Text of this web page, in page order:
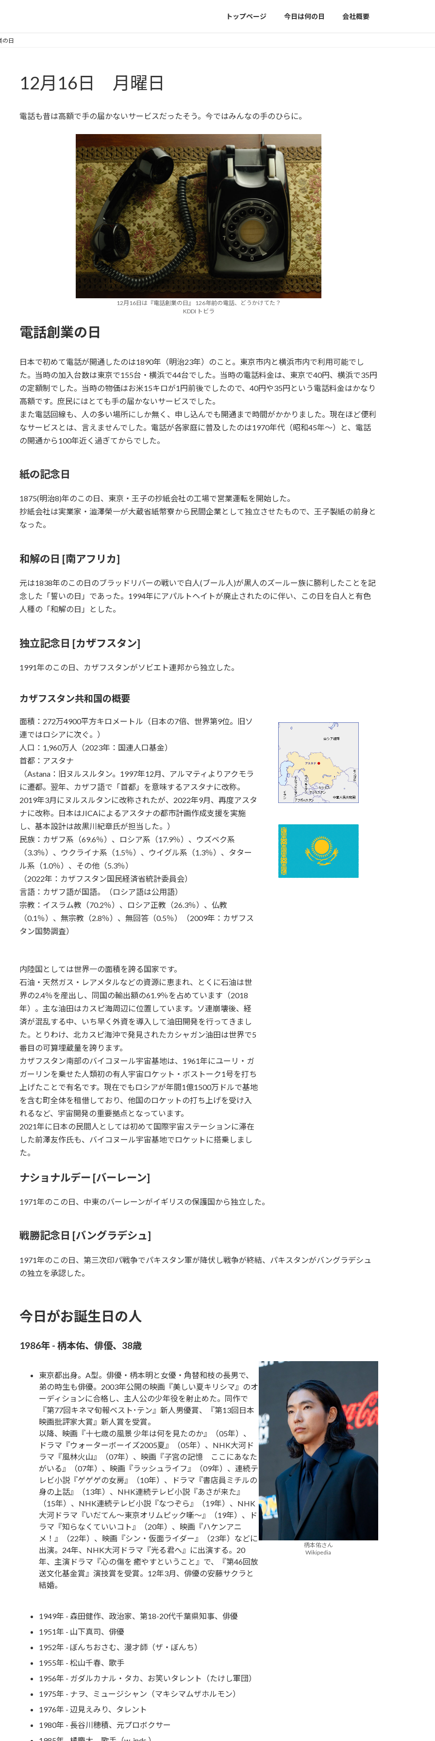
トップページ 今日は何の日 会社概要
日
12月16日 月曜日
電話も昔は高額で手の届かないサービスだったそう。今ではみんなの手のひらに。
12月16日は『電話創業の日』 126年前の電話、どうかけてた？
KDDI トビラ
電話創業の日
日本で初めて電話が開通したのは1890年（明治23年）のこと。東京市内と横浜市内で利用可能でし
た。当時の加入台数は東京で155台・横浜で44台でした。当時の電話料金は、東京で40円、横浜で35円
の定額制でした。当時の物価はお米15キロが1円前後でしたので、40円や35円という電話料金はかなり
高額です。庶民にはとても手の届かないサービスでした。
また電話回線も、人の多い場所にしか無く、申し込んでも開通まで時間がかかりました。現在ほど便利
なサービスとは、言えませんでした。電話が各家庭に普及したのは1970年代（昭和45年～）と、電話
の開通から100年近く過ぎてからでした。
紙の記念日
1875(明治8)年のこの日、東京・王子の抄紙会社の工場で営業運転を開始した。
抄紙会社は実業家・澁澤榮一が大蔵省紙幣寮から民間企業として独立させたもので、王子製紙の前身と
なった。
和解の日 [南アフリカ]
元は1838年のこの日のブラッドリバーの戦いで白人(ブール人)が黒人のズールー族に勝利したことを記
念した「誓いの日」であった。1994年にアパルトヘイトが廃止されたのに伴い、この日を白人と有色
人種の「和解の日」とした。
独立記念日 [カザフスタン]
1991年のこの日、カザフスタンがソビエト連邦から独立した。
カザフスタン共和国の概要
面積：272万4900平方キロメートル（日本の7倍、世界第9位。旧ソ
連ではロシアに次ぐ。）
人口：1,960万人（2023年：国連人口基金）
首都：アスタナ
（Astana：旧ヌルスルタン。1997年12月、アルマティよりアクモラ
に遷都。翌年、カザフ語で「首都」を意味するアスタナに改称。
2019年3月にヌルスルタンに改称されたが、2022年9月、再度アスタ
ナに改称。日本はJICAによるアスタナの都市計画作成支援を実施
し、基本設計は故黒川紀章氏が担当した。）
民族：カザフ系（69.6％）、ロシア系（17.9％）、ウズベク系
（3.3％）、ウクライナ系（1.5％）、ウイグル系（1.3％）、タター
ル系（1.0％）、その他（5.3％）
（2022年：カザフスタン国民経済省統計委員会）
言語：カザフ語が国語。（ロシア語は公用語）
宗教：イスラム教（70.2％）、ロシア正教（26.3％）、仏教
（0.1％）、無宗教（2.8％）、無回答（0.5％）（2009年：カザフス
タン国勢調査）
内陸国としては世界一の面積を誇る国家です。
石油・天然ガス・レアメタルなどの資源に恵まれ、とくに石油は世
界の2.4％を産出し、同国の輸出額の61.9％を占めています（2018
年）。主な油田はカスピ海周辺に位置しています。ソ連崩壊後、経
済が混乱する中、いち早く外資を導入して油田開発を行ってきまし
た。とりわけ、北カスピ海沖で発見されたカシャガン油田は世界で5
番目の可算埋蔵量を誇ります。
カザフスタン南部のバイコヌール宇宙基地は、1961年にユーリ・ガ
ガーリンを乗せた人類初の有人宇宙ロケット・ボストーク1号を打ち
上げたことで有名です。現在でもロシアが年間1億1500万ドルで基地
を含む町全体を租借しており、他国のロケットの打ち上げを受け入
れるなど、宇宙開発の重要拠点となっています。
2021年に日本の民間人としては初めて国際宇宙ステーションに滞在
した前澤友作氏も、バイコヌール宇宙基地でロケットに搭乗しまし
た。
ナショナルデー [バーレーン]
1971年のこの日、中東のバーレーンがイギリスの保護国から独立した。
戦勝記念日 [バングラデシュ]
1971年のこの日、第三次印パ戦争でパキスタン軍が降伏し戦争が終結、パキスタンがバングラデシュ
の独立を承認した。
今日がお誕生日の人
1986年 - 柄本佑、俳優、38歳
東京都出身。A型。俳優・柄本明と女優・角替和枝の長男で、
弟の時生も俳優。2003年公開の映画『美しい夏キリシマ』のオ
ーディションに合格し、主人公の少年役を射止めた。同作で
『第77回キネマ旬報ベスト･テン』新人男優賞、『第13回日本
映画批評家大賞』新人賞を受賞。
以降、映画『十七歳の風景 少年は何を見たのか』（05年）、
ドラマ『ウォーターボーイズ2005夏』（05年）、NHK大河ド
ラマ『風林火山』（07年）、映画『子宮の記憶 ここにあなた
がいる』（07年）、映画『ラッシュライフ』（09年）、連続テ
レビ小説『ゲゲゲの女房』（10年）、ドラマ『書店員ミチルの
身の上話』（13年）、NHK連続テレビ小説『あさが来た』
（15年）、NHK連続テレビ小説『なつぞら』（19年）、NHK
大河ドラマ『いだてん～東京オリムピック噺～』（19年）、ド
ラマ『知らなくていいコト』（20年）、映画『ハケンアニ
メ！』（22年）、映画『シン・仮面ライダー』（23年）などに
出演。24年、NHK大河ドラマ『光る君へ』に出演する。20
年、主演ドラマ『心の傷を 癒やすということ』で、『第46回放
送文化基金賞』演技賞を受賞。12年3月、俳優の安藤サクラと
結婚。
柄本佑さん
Wikipedia
1949年 - 森田健作、政治家、第18-20代千葉県知事、俳優
1951年 - 山下真司、俳優
1952年 - ぼんちおさむ、漫才師（ザ・ぼんち）
1955年 - 松山千春、歌手
1956年 - ガダルカナル・タカ、お笑いタレント（たけし軍団）
1975年 - ナヲ、ミュージシャン（マキシマムザホルモン）
1976年 - 辺見えみり、タレント
1980年 - 長谷川穂積、元プロボクサー